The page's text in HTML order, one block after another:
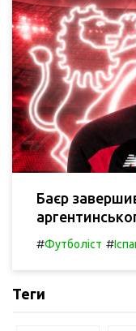
Баєр
#Футболіст #
Теги